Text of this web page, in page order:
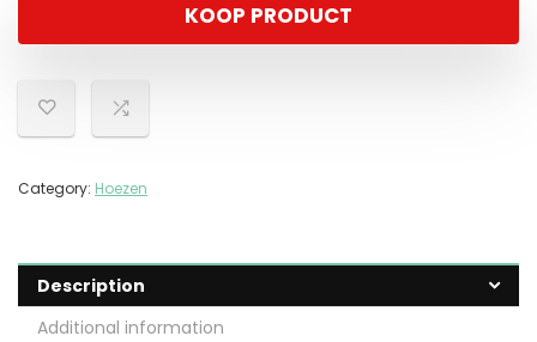
KOOP PRODUCT
Category: Hoezen
Description
Additional information